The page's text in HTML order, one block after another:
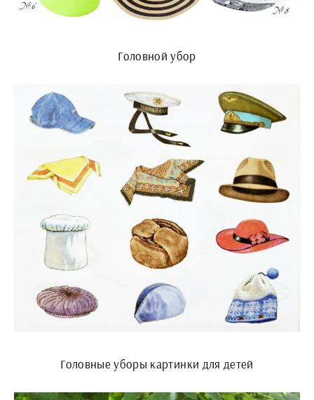
Головной убор
Головные уборы картинки для детей